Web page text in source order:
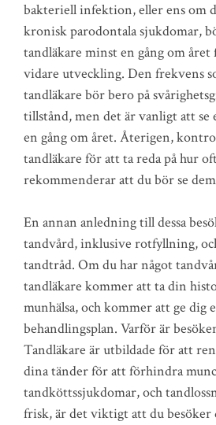
bakteriell infektion, eller ens om
kronisk parodontala sjukdomar,
tandläkare minst en gång om
vidare utveckling. Den frekvens
tandläkare bör bero på
tillstånd, men det är vanligt att se
en gång om året. Återigen,
tandläkare för att ta reda på hur
rekommenderar att du bör se
En annan anledning till dessa
tandvård, inklusive rotfyllning,
tandtråd. Om du har något
tandläkare kommer att ta din
munhälsa, och kommer att ge dig
behandlingsplan. Varför är
Tandläkare är utbildade för att
dina tänder för att förhindra
tandköttssjukdomar, och
frisk, är det viktigt att du besöker